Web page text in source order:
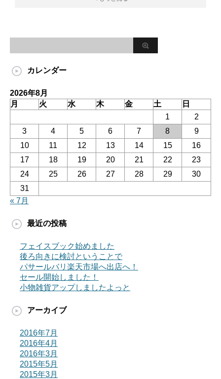
カレンダー
2026年8月
月
火 水 木 金 土
日
1
2
3
4 5 6 7 8
9
10
11 12 13 14 15
16
17
18 19 20 21 22
23
24
25 26 27 28 29
30
31
« 7月
最近の投稿
フェイスブック始めました
後ろ向きに検討ということで
パサールバリ楽天市場へ出店へ！
セール開始しました！
小物雑貨アップしましたよっと
アーカイブ
2016年7月
2016年4月
2016年3月
2015年5月
2015年3月